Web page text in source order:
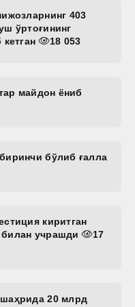
403
ўртоғининг
кетган
18 053
майдон ёниб
бўлиб ғалла
киритган
билан учрашди
17
20 млрд